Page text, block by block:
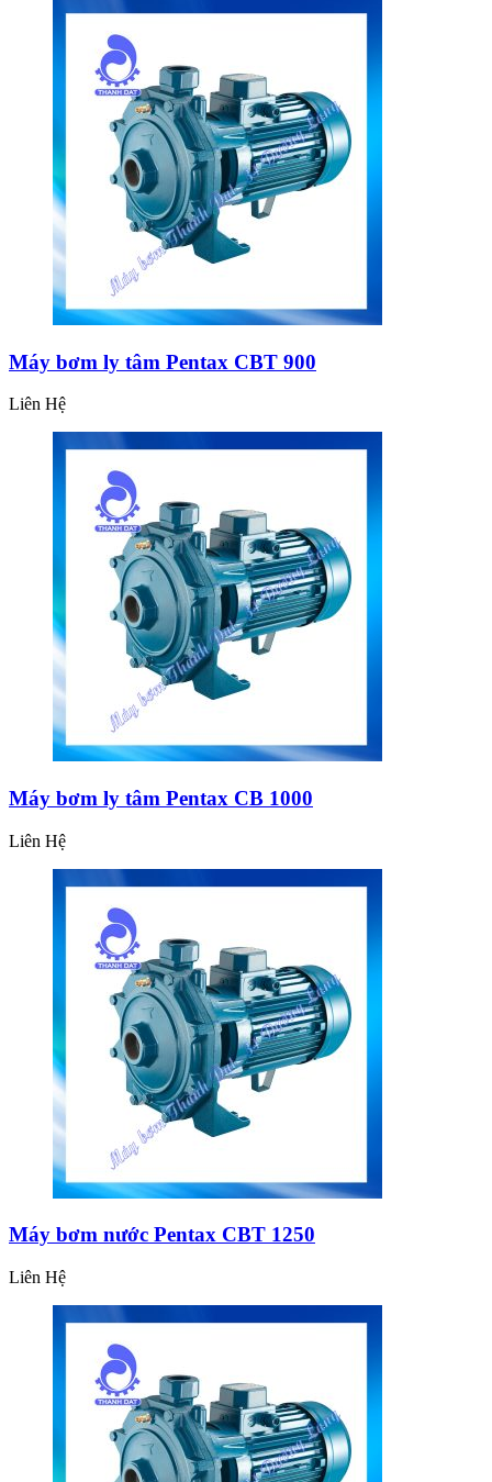
Máy bơm ly tâm Pentax CBT 900
Liên Hệ
Máy bơm ly tâm Pentax CB 1000
Liên Hệ
Máy bơm nước Pentax CBT 1250
Liên Hệ